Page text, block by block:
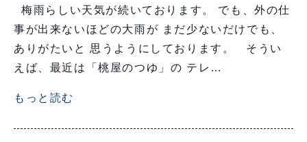
梅雨らしい天気が続いております。 でも、外の仕
事が出来ないほどの大雨が まだ少ないだけでも、
ありがたいと 思うようにしております。 そうい
えば、最近は「桃屋のつゆ」の テレ…
もっと読む